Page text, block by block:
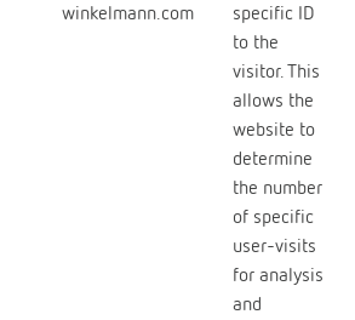
winkelmann.com
specific ID
to the
visitor. This
allows the
website to
determine
the number
of specific
user-visits
for analysis
and